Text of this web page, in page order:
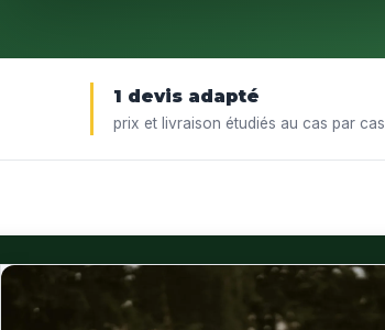
1 devis adapté
prix et livraison étudiés au cas par cas